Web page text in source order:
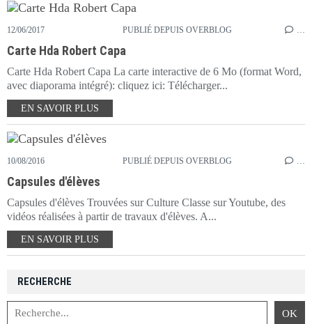
12/06/2017 PUBLIÉ DEPUIS OVERBLOG …
Carte Hda Robert Capa
Carte Hda Robert Capa La carte interactive de 6 Mo (format Word,
avec diaporama intégré): cliquez ici: Télécharger...
EN SAVOIR PLUS
10/08/2016 PUBLIÉ DEPUIS OVERBLOG …
Capsules d'élèves
Capsules d'élèves Trouvées sur Culture Classe sur Youtube, des
vidéos réalisées à partir de travaux d'élèves. A...
EN SAVOIR PLUS
RECHERCHE